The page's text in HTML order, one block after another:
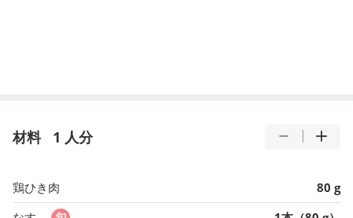
材料 1 人分
鶏ひき肉
80 g